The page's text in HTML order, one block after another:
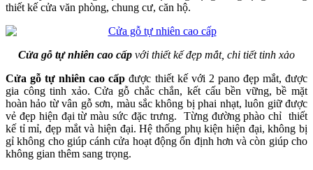
thiết kế cửa văn phòng, chung cư, căn hộ.
Cửa gỗ tự nhiên cao cấp với thiết kế đẹp mắt, chi tiết tinh xảo
Cửa gỗ tự nhiên cao cấp được thiết kế với 2 pano đẹp mắt, được
gia công tinh xảo. Cửa gỗ chắc chắn, kết cấu bền vững, bề mặt
hoàn hảo từ vân gỗ sơn, màu sắc không bị phai nhạt, luôn giữ được
vẻ đẹp hiện đại từ màu sức đặc trưng. Từng đường phào chỉ thiết
kế tỉ mỉ, đẹp mắt và hiện đại. Hệ thống phụ kiện hiện đại, không bị
gỉ không cho giúp cánh cửa hoạt động ổn định hơn và còn giúp cho
không gian thêm sang trọng.